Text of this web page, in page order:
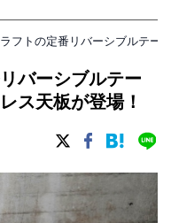
フトの定番リバーシブルテー
バーシブルテー
ス天板が登場！